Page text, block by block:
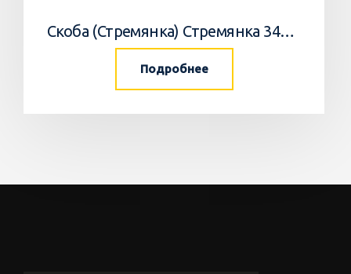
Скоба (Стремянка) Стремянка 34033502 Horsch
Подробнее